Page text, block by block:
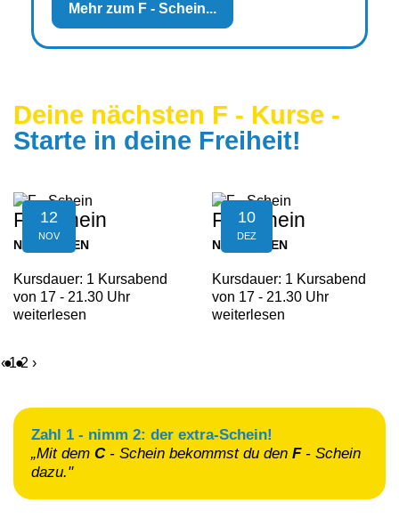
Mehr zum F - Schein...
Deine nächsten F - Kurse -
Starte in deine Freiheit!
12
NOV
F - Schein
NEUFELDEN
Kursdauer: 1 Kursabend
von 17 - 21.30 Uhr
weiterlesen
10
DEZ
F - Schein
NEUFELDEN
Kursdauer: 1 Kursabend
von 17 - 21.30 Uhr
weiterlesen
‹ 1 2 ›
Zahl 1 - nimm 2: der extra-Schein!
„Mit dem C - Schein bekommst du den F - Schein
dazu."